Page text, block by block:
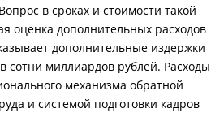
в сроках и стоимости такой
оценка дополнительных расходов
дополнительные издержки
сотни миллиардов рублей. Расходы
механизма обратной
и системой подготовки кадров